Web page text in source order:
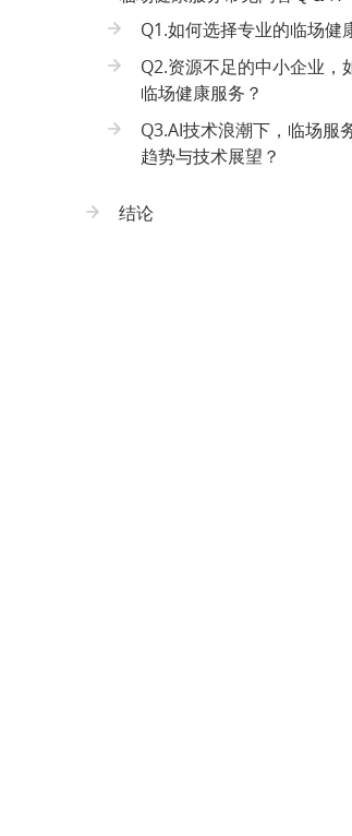
Q1.如何选择专业的临场健
Q2.资源不足的中小企业，
临场健康服务？
Q3.AI技术浪潮下，临场服
趋势与技术展望？
结论